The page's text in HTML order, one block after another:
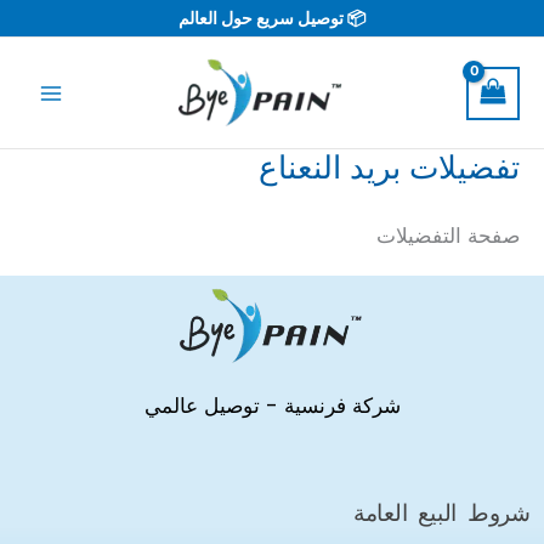
المحتوى
📦 توصيل سريع حول العالم
تفضيلات بريد النعناع
صفحة التفضيلات
شركة فرنسية - توصيل عالمي
شروط البيع العامة